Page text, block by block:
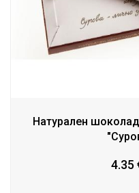
Натурален
4.35